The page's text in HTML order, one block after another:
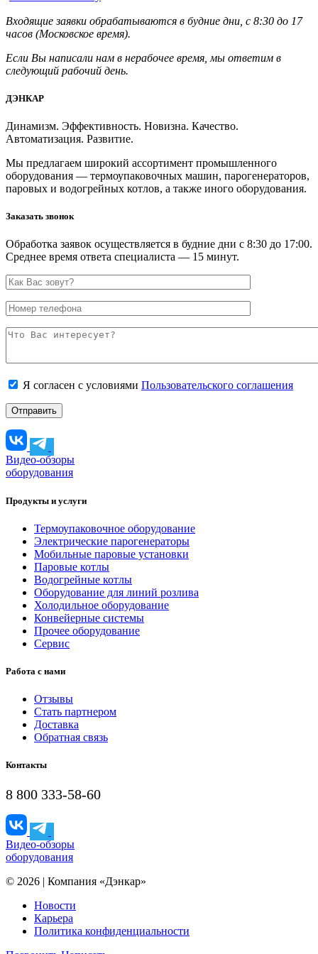
Входящие заявки обрабатываются в будние дни, с 8:30 до 17
часов (Московское время).
Если Вы написали нам в нерабочее время, мы ответим в
следующий рабочий день.
ДЭНКАР
Динамизм. Эффективность. Новизна. Качество.
Автоматизация. Развитие.
Мы предлагаем широкий ассортимент промышленного
оборудования — термоупаковочных машин, парогенераторов,
паровых и водогрейных котлов, а также иного оборудования.
Заказать звонок
Обработка заявок осуществляется в будние дни с 8:30 до 17:00.
Среднее время ответа специалиста — 15 минут.
Я согласен с условиями Пользовательского соглашения
Видео-обзоры
оборудования
Продукты и услуги
Термоупаковочное оборудование
Электрические парогенераторы
Мобильные паровые установки
Паровые котлы
Водогрейные котлы
Оборудование для линий розлива
Холодильное оборудование
Конвейерные системы
Прочее оборудование
Сервис
Работа с нами
Отзывы
Стать партнером
Доставка
Обратная связь
Контакты
8 800 333-58-60
Видео-обзоры
оборудования
© 2026 | Компания «Дэнкар»
Новости
Карьера
Политика конфиденциальности